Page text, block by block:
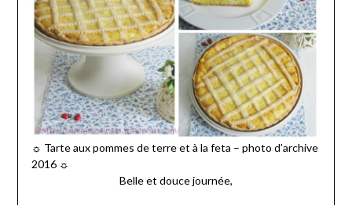
☼ Tarte aux pommes de terre et à la feta – photo d’archive
2016 ☼
Belle et douce journée,